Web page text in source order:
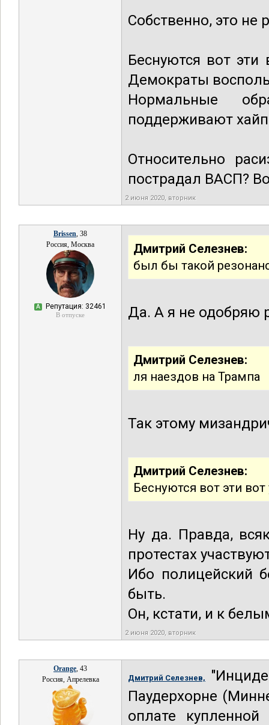
Собственно, это не
Беснуются вот
Демократы
Нормальные
поддерживают
Относительно
пострадал ВАСП?
2 июня 2020, вторник
Brissen, 38
Россия, Москва
А Репутация: 32461
В отпуске
Дмитрий Селезнев:
был бы такой
Да. А я не одобряю
Дмитрий Селезнев:
ля наездов на Трампа
Так этому
Дмитрий Селезнев:
Беснуются вот эти
Ну да. Правда,
протестах
Ибо полицейский
быть.
Он, кстати, и к
2 июня 2020, вторник
Orange, 43
Россия, Апрелевка
Дмитрий Селезнев,
Паудерхорне
оплате